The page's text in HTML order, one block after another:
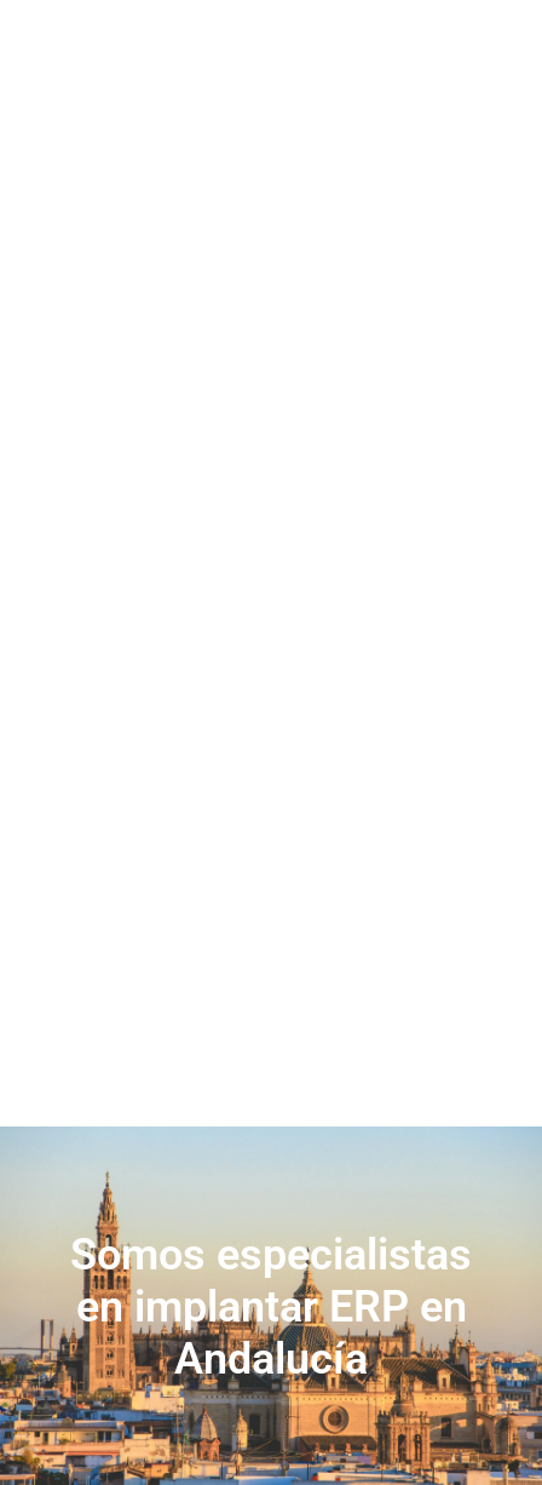
Somos especialistas
en implantar ERP en
Andalucía